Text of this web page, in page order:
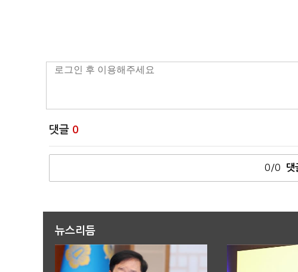
댓글 0
0/0 댓
뉴스리듬